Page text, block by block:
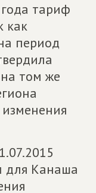
тариф
как
период
том же
для Канаша